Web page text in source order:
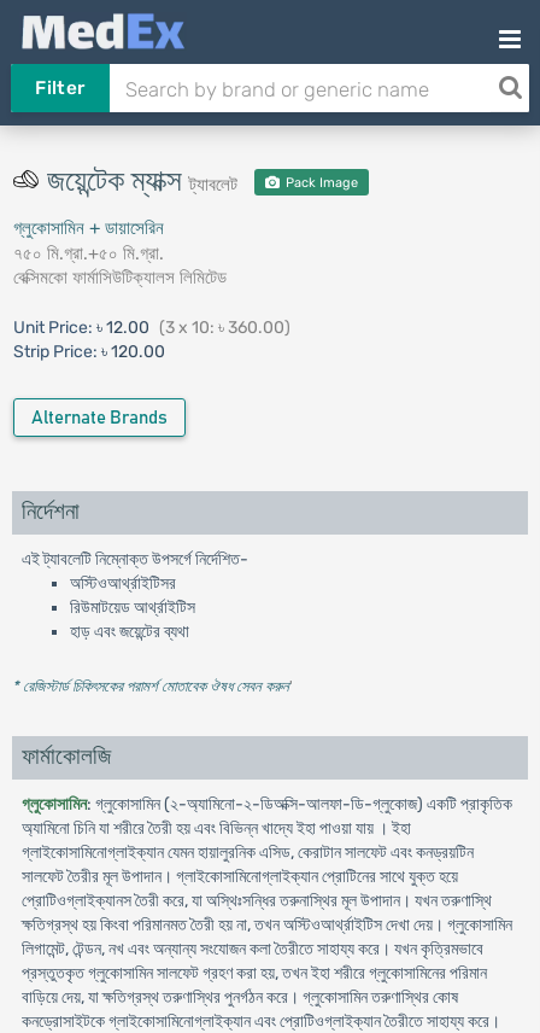
Filter
জয়েন্টেক ম্যাক্সট্যাবলেট Pack Image
গ্লুকোসামিন + ডায়াসেরিন
৭৫০ মি.গ্রা.+৫০ মি.গ্রা.
বেক্সিমকো ফার্মাসিউটিক্যালস লিমিটেড
Unit Price: ৳ 12.00 (3 x 10: ৳ 360.00)
Strip Price: ৳ 120.00
Alternate Brands
নির্দেশনা
এই ট্যাবলেটি নিম্নোক্ত উপসর্গে নির্দেশিত-
অস্টিওআর্থ্রাইটিসর
রিউমাটয়েড আর্থ্রাইটিস
হাড় এবং জয়েন্টের ব্যথা
* রেজিস্টার্ড চিকিৎসকের পরামর্শ মোতাবেক ঔষধ সেবন করুন'
ফার্মাকোলজি
গ্লুকোসামিন: গ্লুকোসামিন (২-অ্যামিনো-২-ডিঅক্সি-আলফা-ডি-গ্লুকোজ) একটি প্রাকৃতিক
অ্যামিনো চিনি যা শরীরে তৈরী হয় এবং বিভিন্ন খাদ্যে ইহা পাওয়া যায় । ইহা
গ্লাইকোসামিনোগ্লাইক্যান যেমন হায়ালুরনিক এসিড, কেরাটান সালফেট এবং কনড্রয়টিন
সালফেট তৈরীর মূল উপাদান। গ্লাইকোসামিনোগ্লাইক্যান প্রোটিনের সাথে যুক্ত হয়ে
প্রোটিওগ্লাইক্যানস তৈরী করে, যা অস্থিঃসন্ধির তরুনাস্থির মূল উপাদান। যখন তরুণাস্থি
ক্ষতিগ্রস্থ হয় কিংবা পরিমানমত তৈরী হয় না, তখন অস্টিওআর্থ্রাইটিস দেখা দেয়। গ্লুকোসামিন
লিগামেন্ট, টেন্ডন, নখ এবং অন্যান্য সংযোজন কলা তৈরীতে সাহায্য করে। যখন কৃত্রিমভাবে
প্রস্তুতকৃত গ্লুকোসামিন সালফেট গ্রহণ করা হয়, তখন ইহা শরীরে গ্লুকোসামিনের পরিমান
বাড়িয়ে দেয়, যা ক্ষতিগ্রস্থ তরুণাস্থির পুনর্গঠন করে। গ্লুকোসামিন তরুণাস্থির কোষ
কনড্রোসাইটকে গ্লাইকোসামিনোগ্লাইক্যান এবং প্রোটিওগ্লাইক্যান তৈরীতে সাহায্য করে।